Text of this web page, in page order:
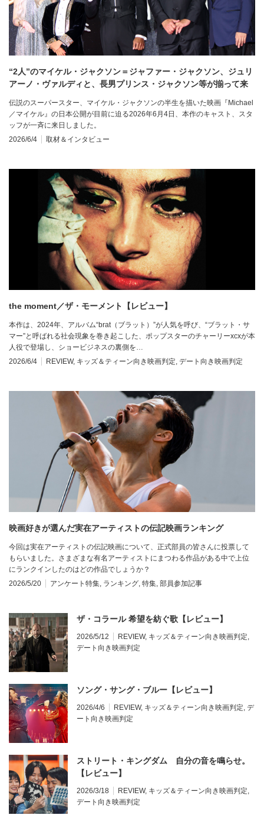
“2人”のマイケル・ジャクソン＝ジャファー・ジャクソン、ジュリ
アーノ・ヴァルディと、長男プリンス・ジャクソン等が揃って来
伝説のスーパースター、マイケル・ジャクソンの半生を描いた映画『Michael
／マイケル』の日本公開が目前に迫る2026年6月4日、本作のキャスト、スタ
ッフが一斉に来日しました。
2026/6/4
取材＆インタビュー
the moment／ザ・モーメント【レビュー】
本作は、2024年、アルバム“brat（ブラット）”が人気を呼び、“ブラット・サ
マー”と呼ばれる社会現象を巻き起こした、ポップスターのチャーリーxcxが本
人役で登場し、ショービジネスの裏側を…
2026/6/4
REVIEW, キッズ＆ティーン向き映画判定, デート向き映画判定
映画好きが選んだ実在アーティストの伝記映画ランキング
今回は実在アーティストの伝記映画について、正式部員の皆さんに投票して
もらいました。さまざまな有名アーティストにまつわる作品がある中で上位
にランクインしたのはどの作品でしょうか？
2026/5/20
アンケート特集, ランキング, 特集, 部員参加記事
ザ・コラール 希望を紡ぐ歌【レビュー】
2026/5/12 REVIEW, キッズ＆ティーン向き映画判定,
デート向き映画判定
ソング・サング・ブルー【レビュー】
2026/4/6 REVIEW, キッズ＆ティーン向き映画判定, デ
ート向き映画判定
ストリート・キングダム 自分の音を鳴らせ。
【レビュー】
2026/3/18 REVIEW, キッズ＆ティーン向き映画判定,
デート向き映画判定